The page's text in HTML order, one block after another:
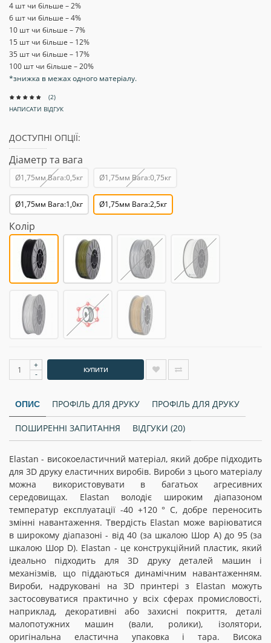
4 шт чи більше – 2%
6 шт чи більше – 4%
10 шт чи більше – 7%
15 шт чи більше – 12%
35 шт чи більше – 17%
100 шт чи більше – 20%
*знижка в межах одного матеріалу.
(2)
НАПИСАТИ ВІДГУК
ДОСТУПНІ ОПЦІЇ:
Діаметр та вага
Ø1,75мм Вага:0,5кг Ø1,75мм Вага:0,75кг
Ø1,75мм Вага:1,0кг Ø1,75мм Вага:2,5кг
Колір
+
-
КУПИТИ
ОПИС ПРОФІЛЬ ДЛЯ ДРУКУ ПРОФІЛЬ ДЛЯ ДРУКУ
ПОШИРЕННІ ЗАПИТАННЯ ВІДГУКИ (20)
Elastan - високоеластичний матеріал, який добре підходить
для 3D друку еластичних виробів. Вироби з цього матеріалу
можна використовувати в багатьох агресивних
середовищах. Elastan володіє широким діапазоном
температур експлуатації -40 +120 ° С, добре переносить
змінні навантаження. Твердість Elastan може варіюватися
в широкому діапазоні - від 40 (за шкалою Шор А) до 95 (за
шкалою Шор D). Elastan - це конструкційний пластик, який
ідеально підходить для 3D друку деталей машин і
механізмів, що піддаються динамічним навантаженням.
Вироби, надруковані на 3D принтері з Elastan можуть
застосовуватися практично у всіх сферах промисловості,
наприклад, декоративні або захисні покриття, деталі
малопотужних машин (вали, ролики), ізолятори,
оригінальна еластична упаковка і тара. Висока